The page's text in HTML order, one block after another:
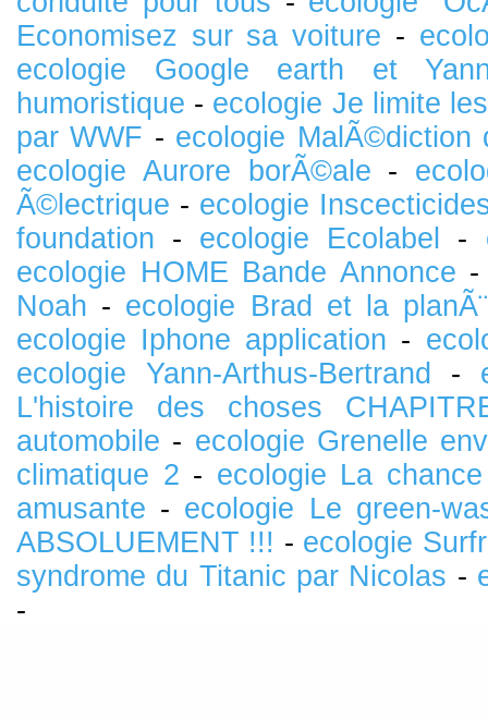
Economisez sur sa voiture -
ecologie Google earth et
humoristique - ecologie Je limite
par WWF - ecologie MalÃ©diction
ecologie Aurore borÃ©ale -
Ã©lectrique - ecologie
foundation - ecologie Ecolabel -
ecologie HOME Bande Annonce
Noah - ecologie Brad et la
ecologie Iphone application -
ecologie Yann-Arthus-Bertrand
-
L'histoire des choses
automobile - ecologie Grenelle
climatique 2 - ecologie La
amusante - ecologie Le green-
ABSOLUEMENT !!! - ecologie
syndrome du Titanic par Nicolas -
-